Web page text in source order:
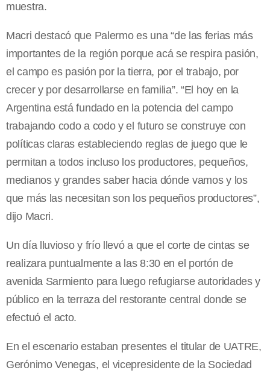
muestra.
Macri destacó que Palermo es una “de las ferias más
importantes de la región porque acá se respira pasión,
el campo es pasión por la tierra, por el trabajo, por
crecer y por desarrollarse en familia”. “El hoy en la
Argentina está fundado en la potencia del campo
trabajando codo a codo y el futuro se construye con
políticas claras estableciendo reglas de juego que le
permitan a todos incluso los productores, pequeños,
medianos y grandes saber hacia dónde vamos y los
que más las necesitan son los pequeños productores”,
dijo Macri.
Un día lluvioso y frío llevó a que el corte de cintas se
realizara puntualmente a las 8:30 en el portón de
avenida Sarmiento para luego refugiarse autoridades y
público en la terraza del restorante central donde se
efectuó el acto.
En el escenario estaban presentes el titular de UATRE,
Gerónimo Venegas, el vicepresidente de la Sociedad